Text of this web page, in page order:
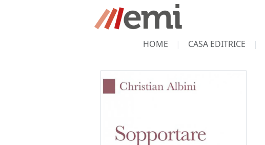
HOME CASA EDITRICE